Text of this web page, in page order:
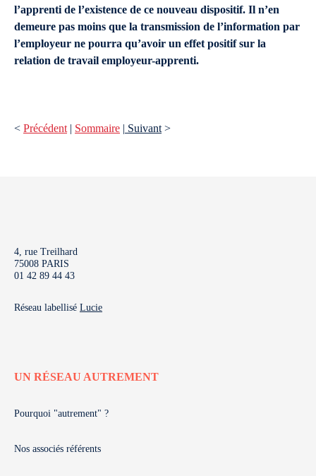
l’apprenti de l’existence de ce nouveau dispositif. Il n’en
demeure pas moins que la transmission de l’information par
l’employeur ne pourra qu’avoir un effet positif sur la
relation de travail employeur-apprenti.
< Précédent | Sommaire | Suivant >
4, rue Treilhard
75008 PARIS
01 42 89 44 43
Réseau labellisé Lucie
UN RÉSEAU AUTREMENT
Pourquoi "autrement" ?
Nos associés référents